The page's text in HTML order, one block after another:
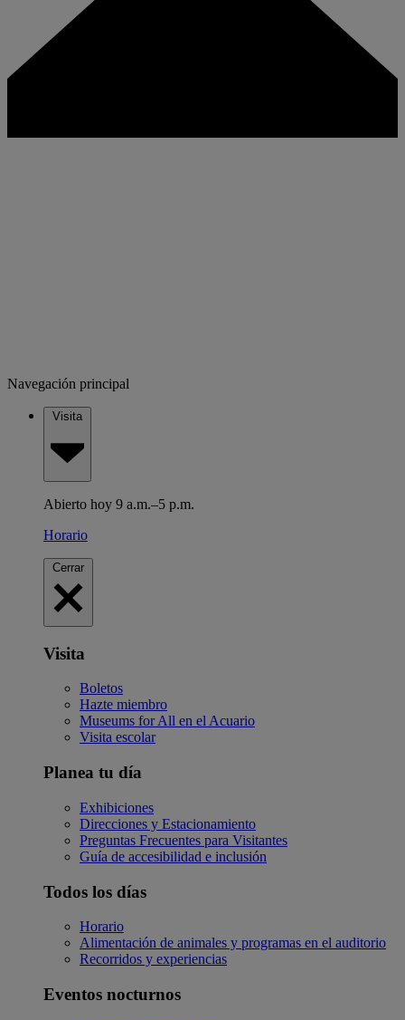
Navegación principal
Visita
Abierto hoy 9 a.m.–5 p.m.
Horario
Cerrar
Visita
Boletos
Hazte miembro
Museums for All en el Acuario
Visita escolar
Planea tu día
Exhibiciones
Direcciones y Estacionamiento
Preguntas Frecuentes para Visitantes
Guía de accesibilidad e inclusión
Todos los días
Horario
Alimentación de animales y programas en el auditorio
Recorridos y experiencias
Eventos nocturnos